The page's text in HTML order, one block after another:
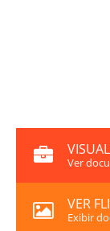
Ver
VER
Exibir